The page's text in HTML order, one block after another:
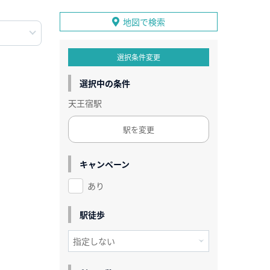
地図で検索
選択条件変更
選択中の条件
天王宿駅
駅を変更
キャンペーン
あり
駅徒歩